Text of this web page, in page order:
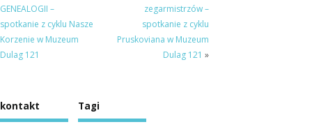
GENEALOGII –
spotkanie z cyklu Nasze
Korzenie w Muzeum
Dulag 121
zegarmistrzów –
spotkanie z cyklu
Pruskoviana w Muzeum
Dulag 121 »
kontakt Tagi